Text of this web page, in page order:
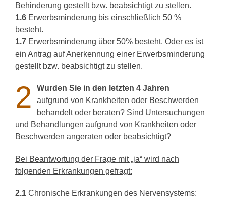
Behinderung gestellt bzw. beabsichtigt zu stellen.
1.6Erwerbsminderung bis einschließlich 50 %
besteht.
1.7Erwerbsminderung über 50% besteht. Oder es ist
ein Antrag auf Anerkennung einer Erwerbsminderung
gestellt bzw. beabsichtigt zu stellen.
2
Wurden Sie in den letzten 4 Jahren
aufgrund von Krankheiten oder Beschwerden
behandelt oder beraten? Sind Untersuchungen
und Behandlungen aufgrund von Krankheiten oder
Beschwerden angeraten oder beabsichtigt?
Bei Beantwortung der Frage mit „ja“ wird nach
folgenden Erkrankungen gefragt:
2.1 Chronische Erkrankungen des Nervensystems: